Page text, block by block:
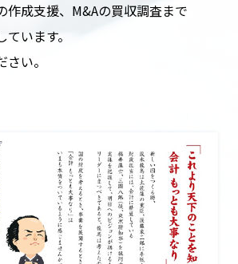
作成支援、M&Aの買収調査まで
います。
い。